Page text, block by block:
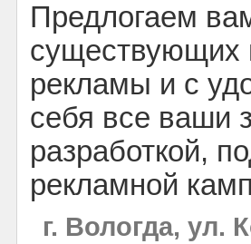
Предлогаем
существующих
рекламы и с
себя все ваши
разработкой,
рекламной
г. Вологда, ул.